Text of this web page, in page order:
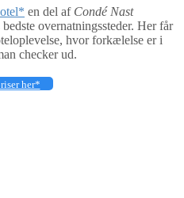
en del af Condé Nast
overnatningssteder. Her får
hvor forkælelse er i
checker ud.
her*